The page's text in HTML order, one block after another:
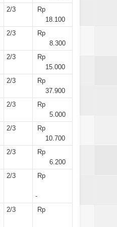
2/3
Rp
18.100
2/3
Rp
8.300
2/3
Rp
15.000
2/3
Rp
37.900
2/3
Rp
5.000
2/3
Rp
10.700
2/3
Rp
6.200
2/3 Rp
-
2/3 Rp